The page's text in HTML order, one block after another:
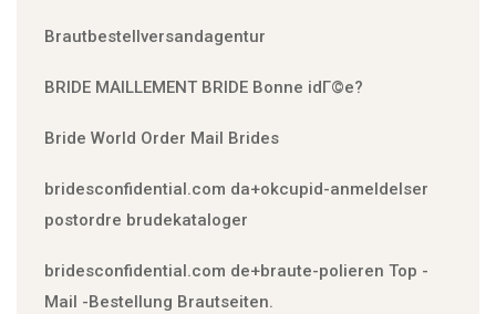
Brautbestellversandagentur
BRIDE MAILLEMENT BRIDE Bonne idГ©e?
Bride World Order Mail Brides
bridesconfidential.com da+okcupid-anmeldelser
postordre brudekataloger
bridesconfidential.com de+braute-polieren Top -
Mail -Bestellung Brautseiten.